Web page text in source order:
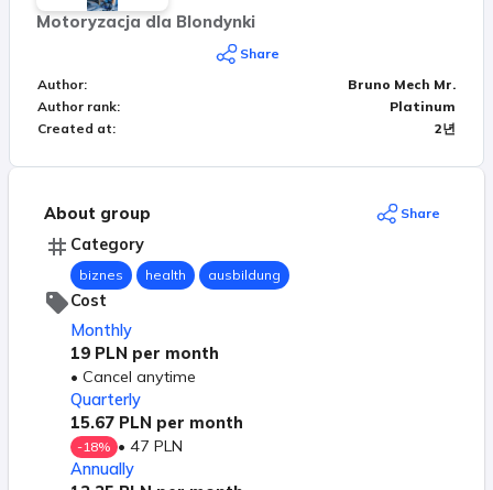
Będzie moja książka: Myśl jak Pan Mechanik (a nie
jak mechanik). Będę też mówił o życiu w Szwajcarii,
o prowadzeniu biznezu w Szwajcarii, o kulturze
Szwajcarów. Trochę ciekawostek z życia
prywatnego. Moja codzienność, hobby. Kursy, które
otrzymasz całkowicie za darmo. Zapraszam Cię
Motoryzacja dla Blondynki
Share
Author:
Bruno Mech Mr.
Author rank:
Platinum
Created at: 2년
About group Share
Category
biznes health ausbildung
Cost
Monthly
19 PLN per month
• Cancel anytime
Quarterly
15.67 PLN per month
-18% • 47 PLN
Annually